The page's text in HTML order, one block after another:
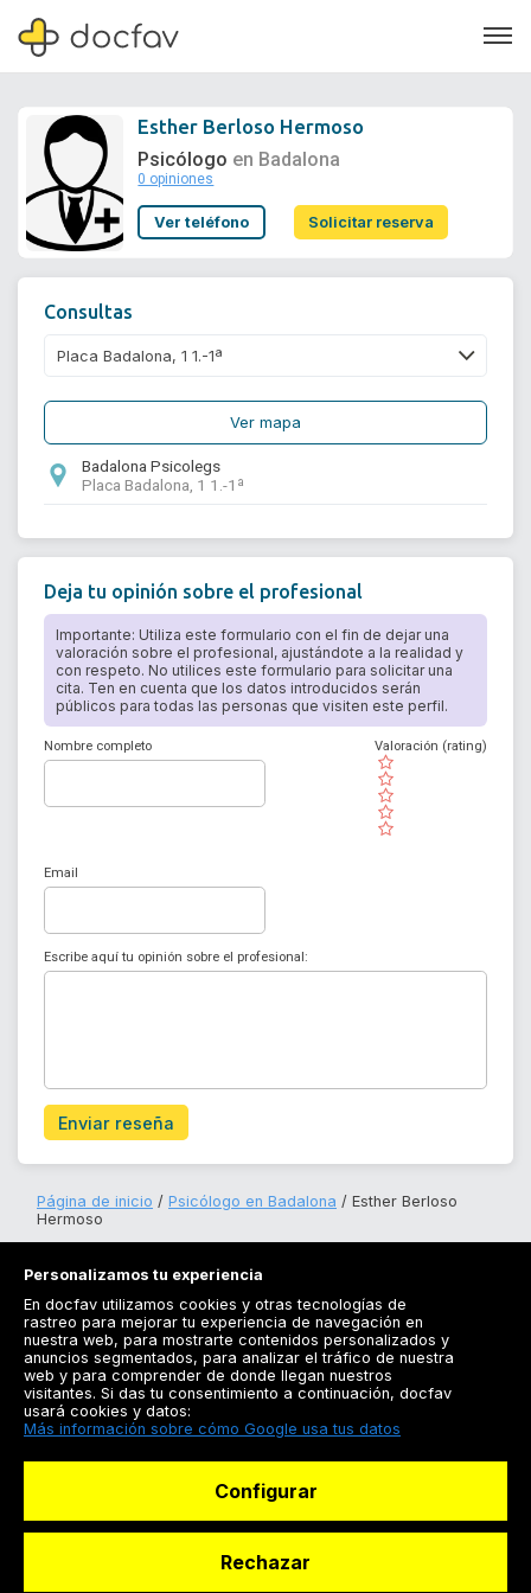
Soporte
Esther Berloso Hermoso
Psicólogo en Badalona
0 opiniones
Ver teléfono Solicitar reserva
Consultas
Ver mapa
Badalona Psicolegs
Placa Badalona, 1 1.-1ª
Deja tu opinión sobre el profesional
Importante: Utiliza este formulario con el fin de dejar una
valoración sobre el profesional, ajustándote a la realidad y
con respeto. No utilices este formulario para solicitar una
cita. Ten en cuenta que los datos introducidos serán
públicos para todas las personas que visiten este perfil.
Nombre completo
( )
( )
( )
( )
( )
Valoración (rating)
Email
Escribe aquí tu opinión sobre el profesional:
Enviar reseña
Página de inicio Psicólogo en Badalona
Esther Berloso
Hermoso
Registrarse
Docfav
Personalizamos tu experiencia
En docfav utilizamos cookies y otras tecnologías de
rastreo para mejorar tu experiencia de navegación en
nuestra web, para mostrarte contenidos personalizados y
anuncios segmentados, para analizar el tráfico de nuestra
web y para comprender de donde llegan nuestros
visitantes. Si das tu consentimiento a continuación, docfav
usará cookies y datos:
Más información sobre cómo Google usa tus datos
Configurar
Rechazar